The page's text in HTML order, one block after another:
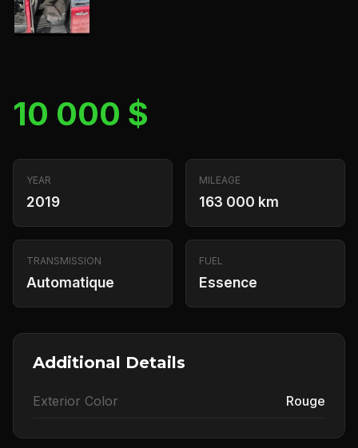
10 000 $
YEAR
2019
MILEAGE
163 000 km
TRANSMISSION
Automatique
FUEL
Essence
Additional Details
Exterior Color Rouge